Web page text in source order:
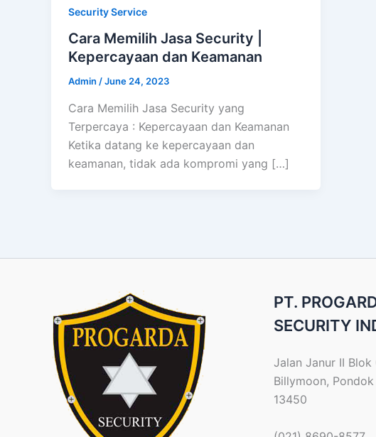
Security Service
Cara Memilih Jasa Security |
Kepercayaan dan Keamanan
Admin /June 24, 2023
Cara Memilih Jasa Security yang
Terpercaya : Kepercayaan dan Keamanan
Ketika datang ke kepercayaan dan
keamanan, tidak ada kompromi yang […]
PT.
SECURITY
Jalan Janur II Blok
Billymoon,
13450